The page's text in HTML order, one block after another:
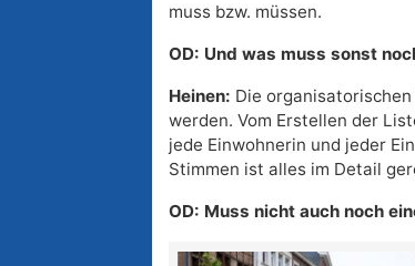
muss bzw. müssen.
OD: Und was muss sonst
Heinen: Die
werden. Vom Erstellen der
jede Einwohnerin und jeder
Stimmen ist alles im Detail
OD: Muss nicht auch noch